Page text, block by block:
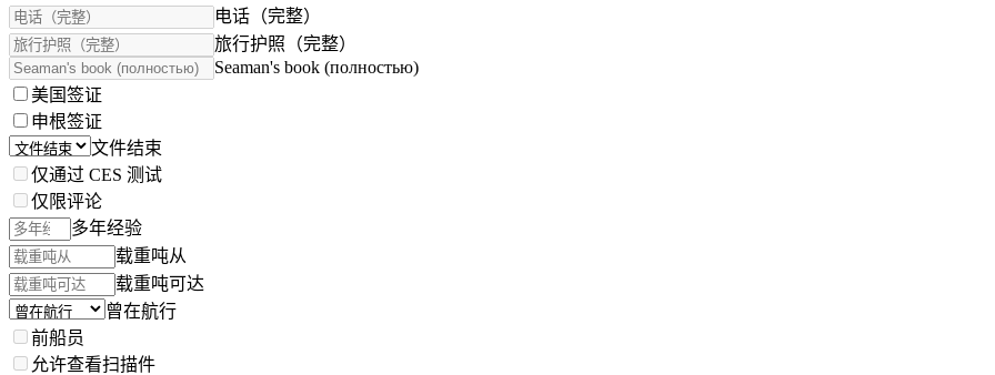
电话（完整）
旅行护照（完整）
Seaman's book (полностью)
美国签证
申根签证
文件结束
仅通过 CES 测试
仅限评论
多年经验
载重吨从
载重吨可达
曾在航行
前船员
允许查看扫描件